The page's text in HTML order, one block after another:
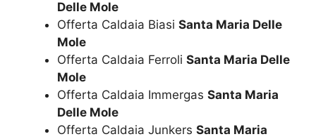
Delle Mole
Offerta Caldaia Biasi Santa Maria Delle
Mole
Offerta Caldaia Ferroli Santa Maria Delle
Mole
Offerta Caldaia Immergas Santa Maria
Delle Mole
Offerta Caldaia Junkers Santa Maria